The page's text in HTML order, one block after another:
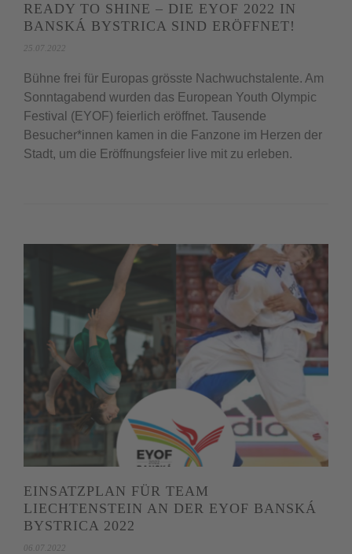
READY TO SHINE – DIE EYOF 2022 IN
BANSKÁ BYSTRICA SIND ERÖFFNET!
25.07.2022
Bühne frei für Europas grösste Nachwuchstalente. Am
Sonntagabend wurden das European Youth Olympic
Festival (EYOF) feierlich eröffnet. Tausende
Besucher*innen kamen in die Fanzone im Herzen der
Stadt, um die Eröffnungsfeier live mit zu erleben.
EINSATZPLAN FÜR TEAM
LIECHTENSTEIN AN DER EYOF BANSKÁ
BYSTRICA 2022
06.07.2022